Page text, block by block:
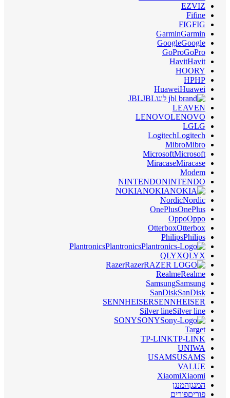
EZVIZ
Fifine
FIGFIG
GarminGarmin
GoogleGoogle
GoProGoPro
HavitHavit
HOORY
HPHP
HuaweiHuawei
JBLJBL
LEAVEN
LENOVOLENOVO
LGLG
LogitechLogitech
MibroMibro
MicrosoftMicrosoft
MiracaseMiracase
Modem
NINTENDONINTENDO
NOKIANOKIA
NordicNordic
OnePlusOnePlus
OppoOppo
OtterboxOtterbox
PhilipsPhilips
PlantronicsPlantronics
QLYXQLYX
RazerRazer
RealmeRealme
SamsungSamsung
SanDiskSanDisk
SENNHEISERSENNHEISER
Silver lineSilver line
SONYSONY
Target
TP-LINKTP-LINK
UNIWA
USAMSUSAMS
VALUE
XiaomiXiaomi
המנגןהמנגן
פוריםפורים